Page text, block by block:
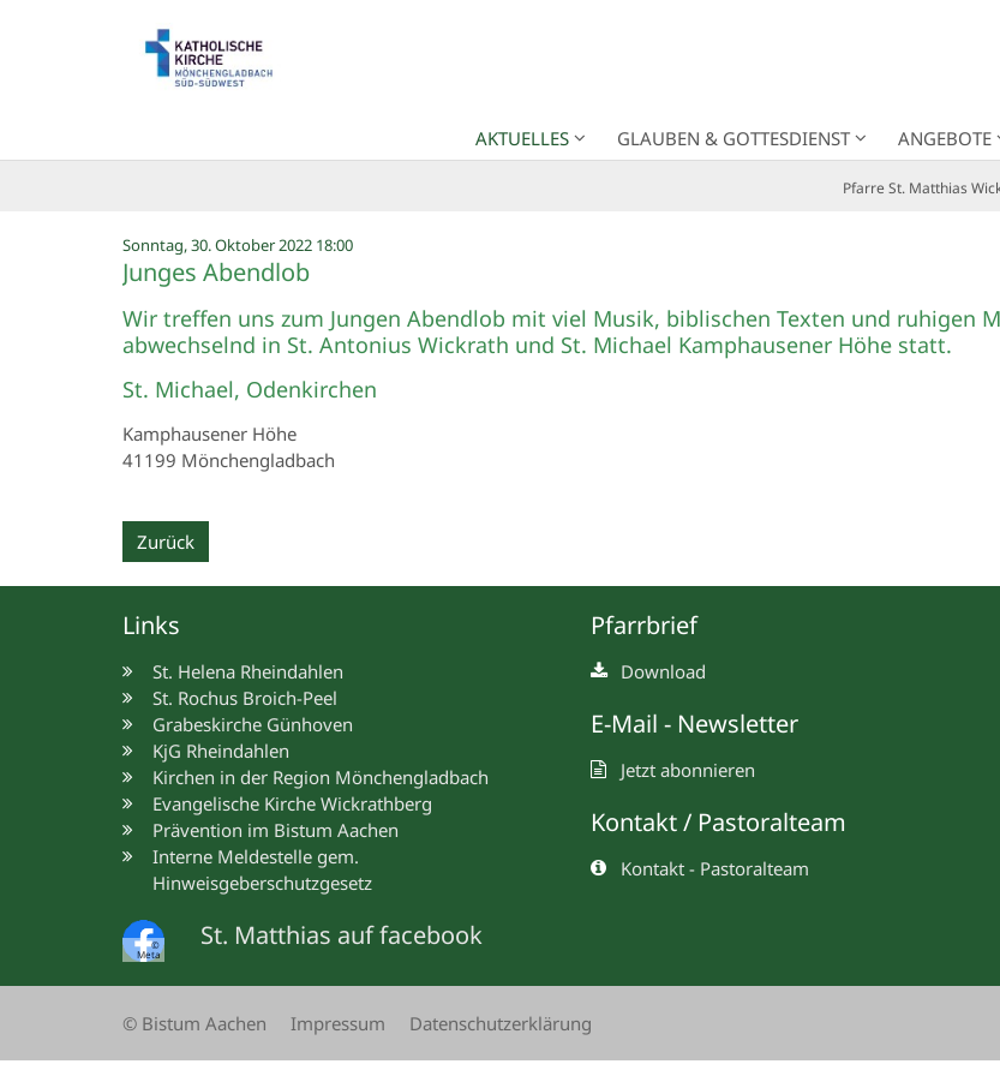
AKTUELLES GLAUBEN & GOTTESDIENST ANGEBOTE
Pfarre St. Matthias
Sonntag, 30. Oktober 2022 18:00:
Junges Abendlob
Wir treffen uns zum Jungen Abendlob mit viel Musik, biblischen Texten und ruhigen
abwechselnd in St. Antonius Wickrath und St. Michael Kamphausener Höhe statt.
St. Michael, Odenkirchen
Kamphausener Höhe
41199 Mönchengladbach
Zurück
Links
St. Helena Rheindahlen
St. Rochus Broich-Peel
Grabeskirche Günhoven
KjG Rheindahlen
Kirchen in der Region Mönchengladbach
Evangelische Kirche Wickrathberg
Prävention im Bistum Aachen
Interne Meldestelle gem.
Hinweisgeberschutzgesetz
©
Meta
St. Matthias auf facebook
Pfarrbrief
Download
E-Mail - Newsletter
Jetzt abonnieren
Kontakt / Pastoralteam
Kontakt - Pastoralteam
© Bistum Aachen Impressum Datenschutzerklärung